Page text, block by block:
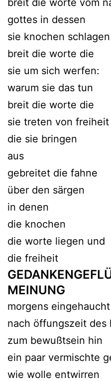
gottes in dessen
sie knochen
breit die worte die
sie um sich werfen:
warum sie das tun
breit die worte die
sie treten von freiheit
die sie bringen
aus
gebreitet die fahne
über den särgen
in denen
die knochen
die worte liegen und
die freiheit
MEINUNG
morgens eingehaucht
nach öffungszeit des
zum bewußtsein hin
ein paar vermischte
wie wolle entwirren